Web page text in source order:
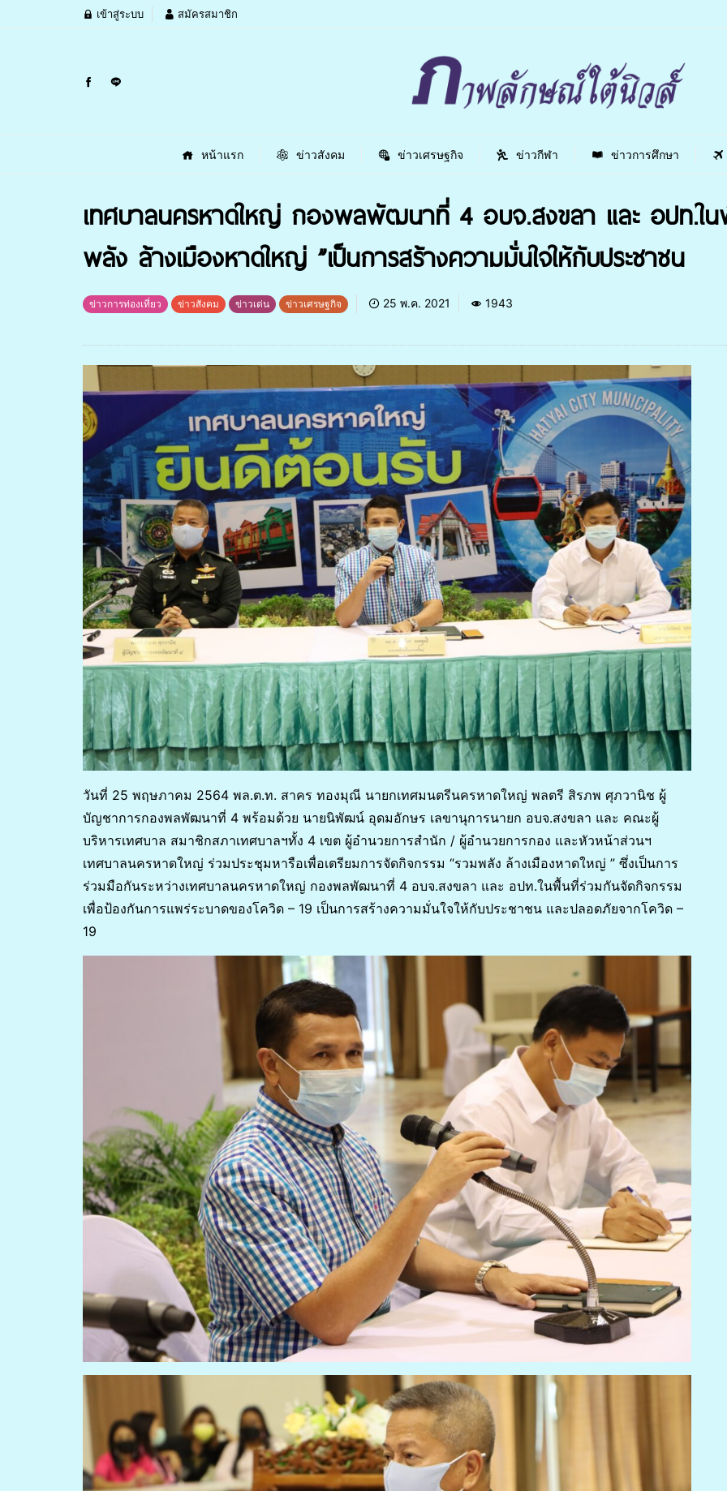
เข้าสู่ระบบ สมัครสมาชิก
หน้าแรก ข่าวสังคม ข่าวเศรษฐกิจ ข่าวกีฬา ข่าวการศึกษา
เทศบาลนครหาดใหญ่ กองพลพัฒนาที่ 4 อบจ.สงขลา และ อปท.ใ
พลัง ล้างเมืองหาดใหญ่ ”เป็นการสร้างความมั่นใจให้กับประชาชน
ข่าวการท่องเที่ยว ข่าวสังคม ข่าวเด่น ข่าวเศรษฐกิจ 25 พ.ค. 2021 1943
วันที่ 25 พฤษภาคม 2564 พล.ต.ท. สาคร ทองมุณี นายกเทศมนตรีนครหาดใหญ่ พลตรี สิรภพ ศุภวานิช ผู้
บัญชาการกองพลพัฒนาที่ 4 พร้อมด้วย นายนิพัฒน์ อุดมอักษร เลขานุการนายก อบจ.สงขลา และ คณะผู้
บริหารเทศบาล สมาชิกสภาเทศบาลฯทั้ง 4 เขต ผู้อำนวยการสำนัก / ผู้อำนวยการกอง และหัวหน้าส่วนฯ
เทศบาลนครหาดใหญ่ ร่วมประชุมหารือเพื่อเตรียมการจัดกิจกรรม “รวมพลัง ล้างเมืองหาดใหญ่ ” ซึ่งเป็นการ
ร่วมมือกันระหว่างเทศบาลนครหาดใหญ่ กองพลพัฒนาที่ 4 อบจ.สงขลา และ อปท.ในพื้นที่ร่วมกันจัดกิจกรรม
เพื่อป้องกันการแพร่ระบาดของโควิด – 19 เป็นการสร้างความมั่นใจให้กับประชาชน และปลอดภัยจากโควิด –
19